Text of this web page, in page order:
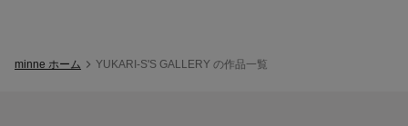
minne ホーム YUKARI-S'S GALLERY の作品一覧